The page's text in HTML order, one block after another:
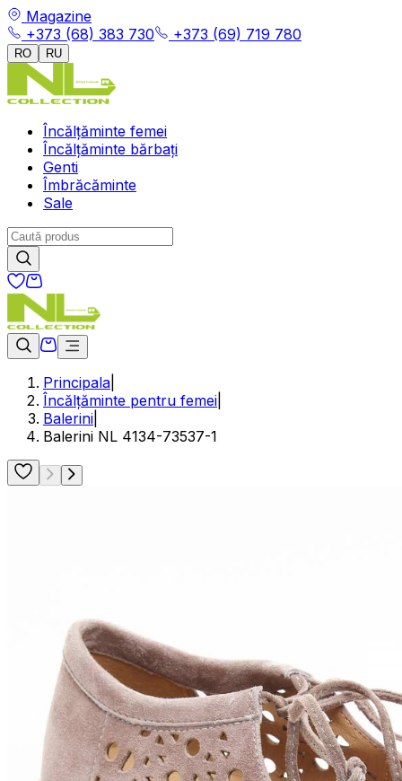
Magazine
+373 (68) 383 730
+373 (69) 719 780
RO RU
Încălțăminte femei
Încălțăminte bărbați
Genti
Îmbrăcăminte
Sale
Principala
Încălțăminte pentru femei
Balerini
Balerini NL 4134-73537-1